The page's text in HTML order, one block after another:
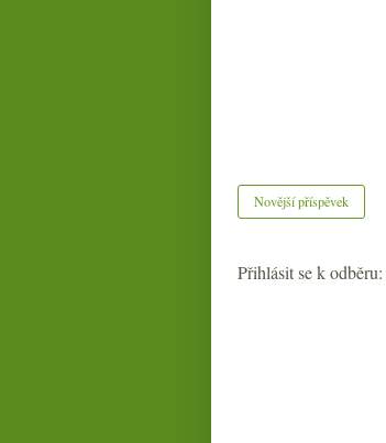
Novější příspěvek
Přihlásit se k odběru: